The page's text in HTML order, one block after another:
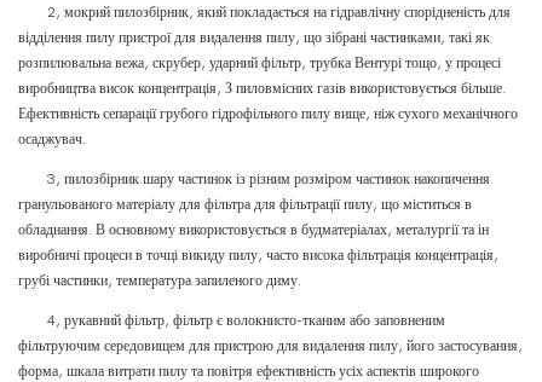
2, мокрий пилозбірник, який покладається на гідравлічну спорідненість для
відділення пилу пристрої для видалення пилу, що зібрані частинками, такі як
розпилювальна вежа, скрубер, ударний фільтр, трубка Вентурі тощо, у процесі
виробництва висок концентрація, З пиловмісних газів використовується більше.
Ефективність сепарації грубого гідрофільного пилу вище, ніж сухого механічного
осаджувач.
3, пилозбірник шару частинок із різним розміром частинок накопичення
гранульованого матеріалу для фільтра для фільтрації пилу, що міститься в
обладнання. В основному використовується в будматеріалах, металургії та ін
виробничі процеси в точці викиду пилу, часто висока фільтрація концентрація,
грубі частинки, температура запиленого диму.
4, рукавний фільтр, фільтр є волокнисто-тканим або заповненим
фільтруючим середовищем для пристрою для видалення пилу, його застосування,
форма, шкала витрати пилу та повітря ефективність усіх аспектів широкого